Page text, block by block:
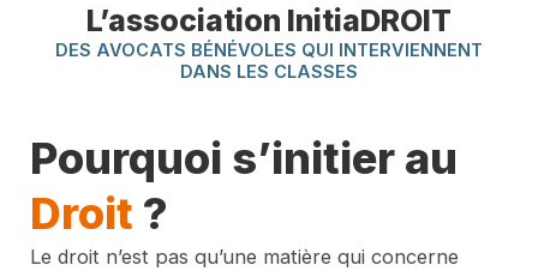
L’association InitiaDROIT
DES AVOCATS BÉNÉVOLES QUI INTERVIENNENT
DANS LES CLASSES
Pourquoi s’initier au
Droit ?
Le droit n’est pas qu’une matière qui concerne